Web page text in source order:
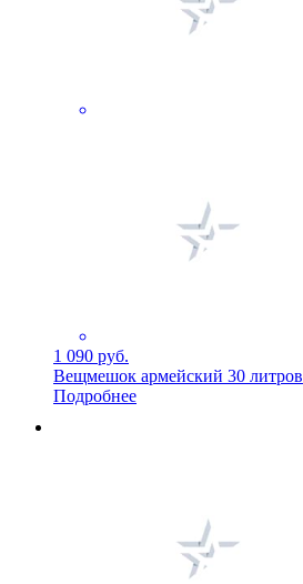
1 090 руб.
Вещмешок армейский 30 литров
Подробнее